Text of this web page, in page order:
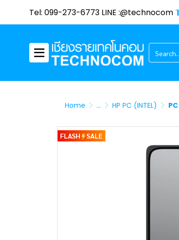
Tel: 099-273-6773 LINE :@technocom
Home ... HP PC (INTEL)
FLASH SALE